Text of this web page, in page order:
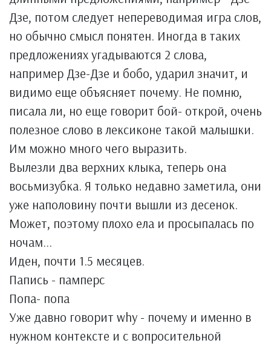
Дзе, потом следует непереводимая игра слов,
но обычно смысл понятен. Иногда в таких
предложениях угадываются 2 слова,
например Дзе-Дзе и бобо, ударил значит, и
видимо еще объясняет почему. Не помню,
писала ли, но еще говорит бой- открой, очень
полезное слово в лексиконе такой малышки.
Им можно много чего выразить.
Вылезли два верхних клыка, теперь она
восьмизубка. Я только недавно заметила, они
уже наполовину почти вышли из десенок.
Может, поэтому плохо ела и просыпалась по
ночам...
Иден, почти 1.5 месяцев.
Папись - памперс
Попа- попа
Уже давно говорит why - почему и именно в
нужном контексте и с вопросительной